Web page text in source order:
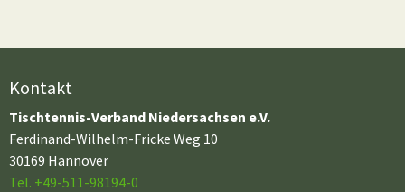
Kontakt
Tischtennis-Verband Niedersachsen e.V.
Ferdinand-Wilhelm-Fricke Weg 10
30169 Hannover
Tel. +49-511-98194-0